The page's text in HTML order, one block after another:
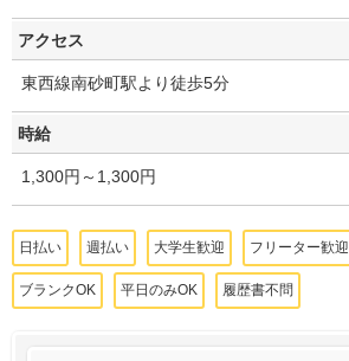
アクセス
東西線南砂町駅より徒歩5分
時給
1,300円～1,300円
日払い 週払い 大学生歓迎 フリーター歓迎
ブランクOK 平日のみOK 履歴書不問